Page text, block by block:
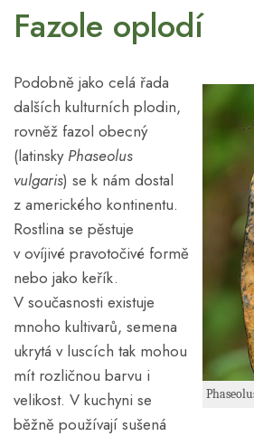
Fazole oplodí
Podobně jako celá řada
dalších kulturních plodin,
rovněž fazol obecný
(latinsky Phaseolus
vulgaris) se k nám dostal
z amerického kontinentu.
Rostlina se pěstuje
v ovíjivé pravotočivé formě
nebo jako keřík.
V současnosti existuje
mnoho kultivarů, semena
ukrytá v luscích tak mohou
mít rozličnou barvu i
velikost. V kuchyni se
běžně používají sušená